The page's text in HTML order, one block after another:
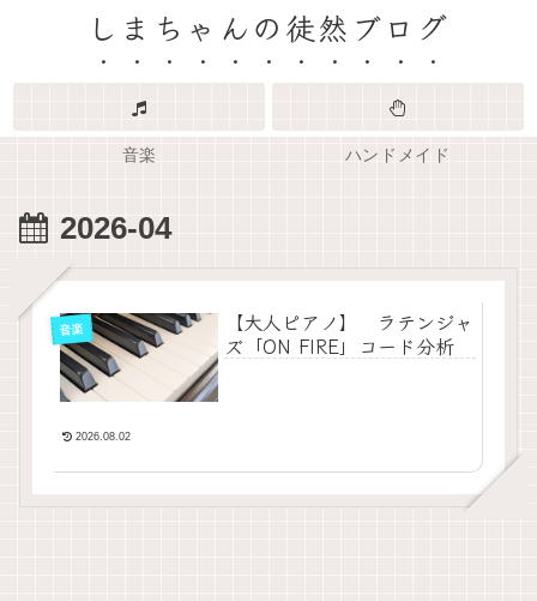
しまちゃんの徒然ブログ
音楽 ハンドメイド
2026-04
音楽
【大人ピアノ】 ラテンジャ
ズ「ON FIRE」コード分析
2026.08.02